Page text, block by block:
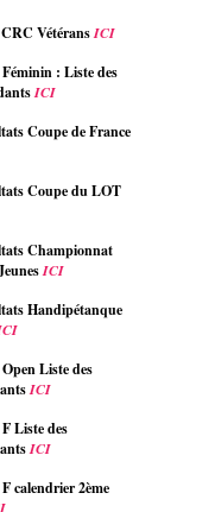
VétéransICI
: Liste des
ICI
Coupe de France
Coupe du LOT
Championnat
ICI
Handipétanque
Liste des
ICI
Liste des
ICI
calendrier 2ème